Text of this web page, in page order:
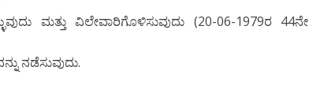
ಮತ್ತು ವಿಲೇವಾರಿಗೊಳಿಸುವುದು (20-06-1979ರ 44ನೇ
ನಡೆಸುವುದು.